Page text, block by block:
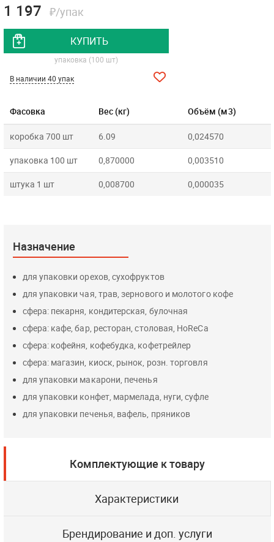
Фасовка Вес (кг) Объём (м3)
коробка 700 шт 6.09 0,024570
упаковка 100 шт 0,870000 0,003510
штука 1 шт 0,008700 0,000035
1 197 ₽/упак
КУПИТЬ
упаковка (100 шт)
В наличии 40 упак
Назначение
для упаковки орехов, сухофруктов
для упаковки чая, трав, зернового и молотого кофе
сфера: пекарня, кондитерская, булочная
сфера: кафе, бар, ресторан, столовая, HoReCa
сфера: кофейня, кофебудка, кофетрейлер
сфера: магазин, киоск, рынок, розн. торговля
для упаковки макарони, печенья
для упаковки конфет, мармелада, нуги, суфле
для упаковки печенья, вафель, пряников
Комплектующие к товару
Характеристики
Брендирование и доп. услуги